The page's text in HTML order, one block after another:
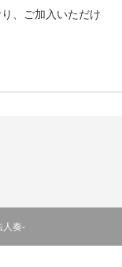
、ご加入いただけ
人奏-